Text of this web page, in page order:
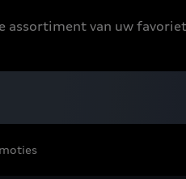
assortiment van uw